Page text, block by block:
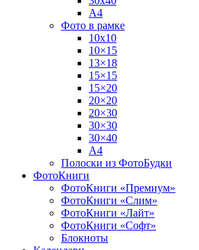
А4
Фото в рамке
10х10
10×15
13×18
15×15
15×20
20×20
20×30
30×30
30×40
A4
Полоски из ФотоБудки
ФотоКниги
ФотоКниги «Премиум»
ФотоКниги «Слим»
ФотоКниги «Лайт»
ФотоКниги «Софт»
Блокноты